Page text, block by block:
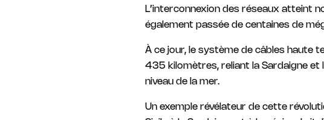
L’interconnexion des réseaux atteint
également passée de centaines de
À ce jour, le système de câbles haute
435 kilomètres, reliant la Sardaigne et
niveau de la mer.
Un exemple révélateur de cette